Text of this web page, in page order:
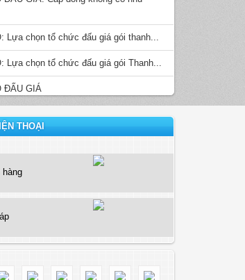
Lựa chọn tổ chức đấu giá gói thanh...
Lựa chọn tổ chức đấu giá gói Thanh...
ĐẤU GIÁ
THOẠI
hàng